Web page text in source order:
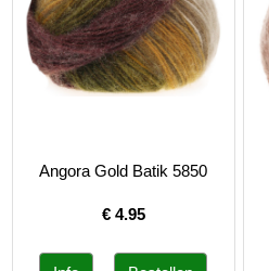
Angora Gold Batik 5850
€ 4.95